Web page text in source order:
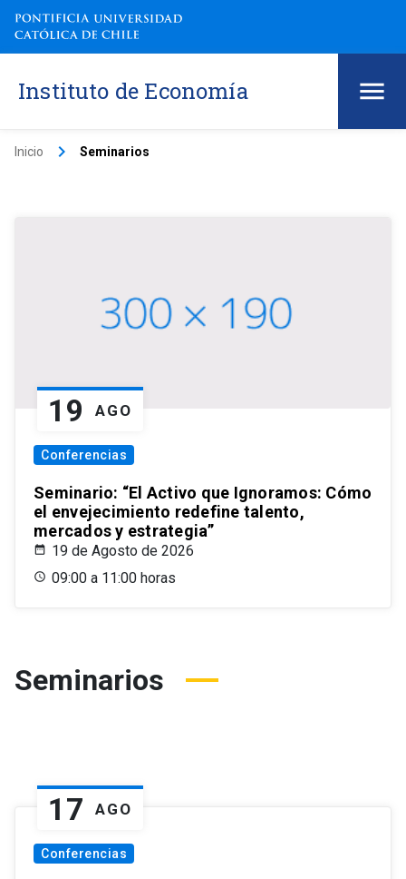
Instituto de Economía
Inicio keyboard_arrow_right Seminarios
19 AGO
Conferencias
Seminario: “El Activo que Ignoramos: Cómo
el envejecimiento redefine talento,
mercados y estrategia”
19 de Agosto de 2026
09:00 a 11:00 horas
Seminarios
17 AGO
Conferencias